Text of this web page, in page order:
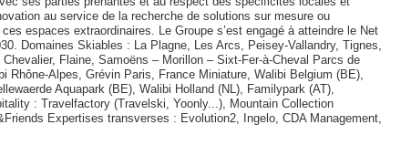
au service de la recherche de solutions sur mesure ou
espaces extraordinaires. Le Groupe s’est engagé à atteindre le Net
Domaines Skiables : La Plagne, Les Arcs, Peisey-Vallandry, Tignes,
Flaine, Samoëns – Morillon – Sixt-Fer-à-Cheval Parcs de
Rhône-Alpes, Grévin Paris, France Miniature, Walibi Belgium (BE),
Aquapark (BE), Walibi Holland (NL), Familypark (AT),
: Travelfactory (Travelski, Yoonly...), Mountain Collection
Expertises transverses : Evolution2, Ingelo, CDA Management,